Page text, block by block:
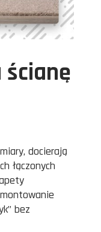
docierają
łączonych
bez